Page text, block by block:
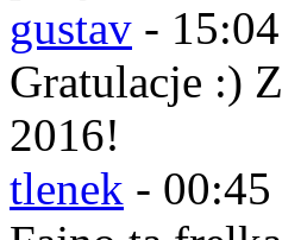
gustav -
Gratulacje :)
2016!
tlenek -